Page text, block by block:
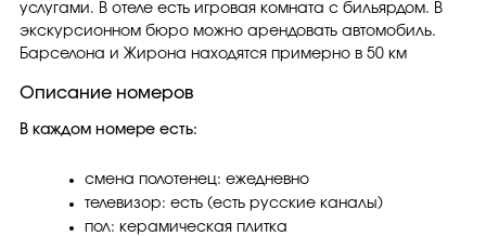
услугами. В отеле есть игровая комната с бильярдом. В
экскурсионном бюро можно арендовать автомобиль.
Барселона и Жирона находятся примерно в 50 км
Описание номеров
В каждом номере есть:
смена полотенец: ежедневно
телевизор: есть (есть русские каналы)
пол: керамическая плитка